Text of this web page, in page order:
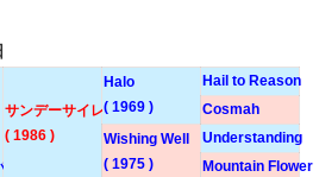
ト
サンデーサイレンス
( 1986 )
Halo
( 1969 )
Hail to Reason
Cosmah
Wishing Well
( 1975 )
Understanding
Mountain Flower